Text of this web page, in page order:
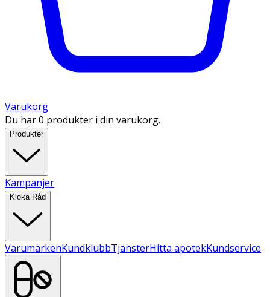
Varukorg
Du har 0 produkter i din varukorg.
Produkter
Kampanjer
Kloka Råd
VarumärkenKundklubbTjänsterHitta apotekKundservice